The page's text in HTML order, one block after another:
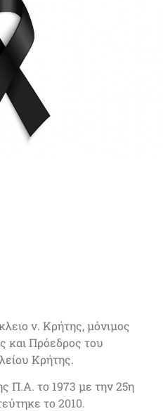
ν. Κρήτης, μόνιμος
και Πρόεδρος του
Κρήτης.
Π.Α. το 1973 με την 25η
το 2010.